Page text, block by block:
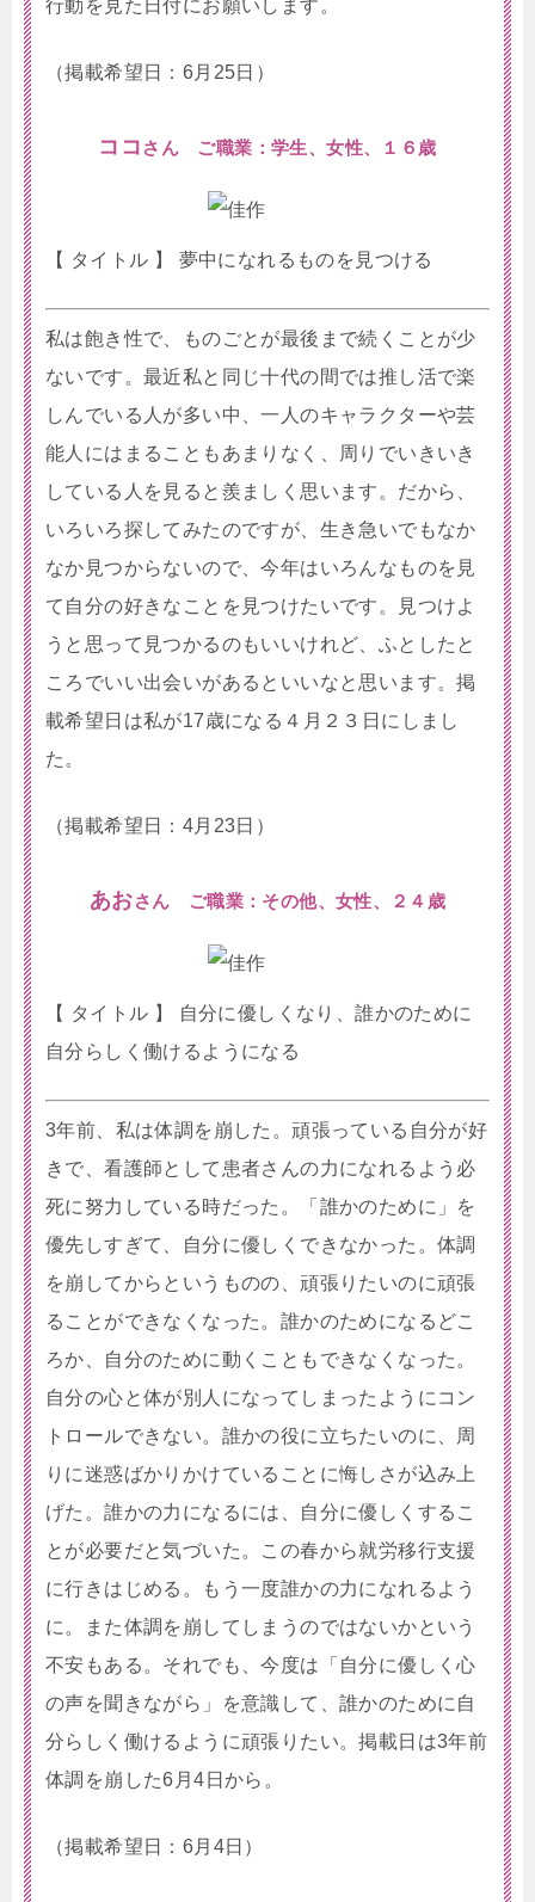
行動を見た日付にお願いします。
（掲載希望日：6月25日）
ココ さん ご職業：学生、女性、１６歳
【 タイトル 】 夢中になれるものを見つける
私は飽き性で、ものごとが最後まで続くことが少
ないです。最近私と同じ十代の間では推し活で楽
しんでいる人が多い中、一人のキャラクターや芸
能人にはまることもあまりなく、周りでいきいき
している人を見ると羨ましく思います。だから、
いろいろ探してみたのですが、生き急いでもなか
なか見つからないので、今年はいろんなものを見
て自分の好きなことを見つけたいです。見つけよ
うと思って見つかるのもいいけれど、ふとしたと
ころでいい出会いがあるといいなと思います。掲
載希望日は私が17歳になる４月２３日にしまし
た。
（掲載希望日：4月23日）
あおさん ご職業：その他、女性、２４歳
【 タイトル 】 自分に優しくなり、誰かのために
自分らしく働けるようになる
3年前、私は体調を崩した。頑張っている自分が好
きで、看護師として患者さんの力になれるよう必
死に努力している時だった。「誰かのために」を
優先しすぎて、自分に優しくできなかった。体調
を崩してからというものの、頑張りたいのに頑張
ることができなくなった。誰かのためになるどこ
ろか、自分のために動くこともできなくなった。
自分の心と体が別人になってしまったようにコン
トロールできない。誰かの役に立ちたいのに、周
りに迷惑ばかりかけていることに悔しさが込み上
げた。誰かの力になるには、自分に優しくするこ
とが必要だと気づいた。この春から就労移行支援
に行きはじめる。もう一度誰かの力になれるよう
に。また体調を崩してしまうのではないかという
不安もある。それでも、今度は「自分に優しく心
の声を聞きながら」を意識して、誰かのために自
分らしく働けるように頑張りたい。掲載日は3年前
体調を崩した6月4日から。
（掲載希望日：6月4日）